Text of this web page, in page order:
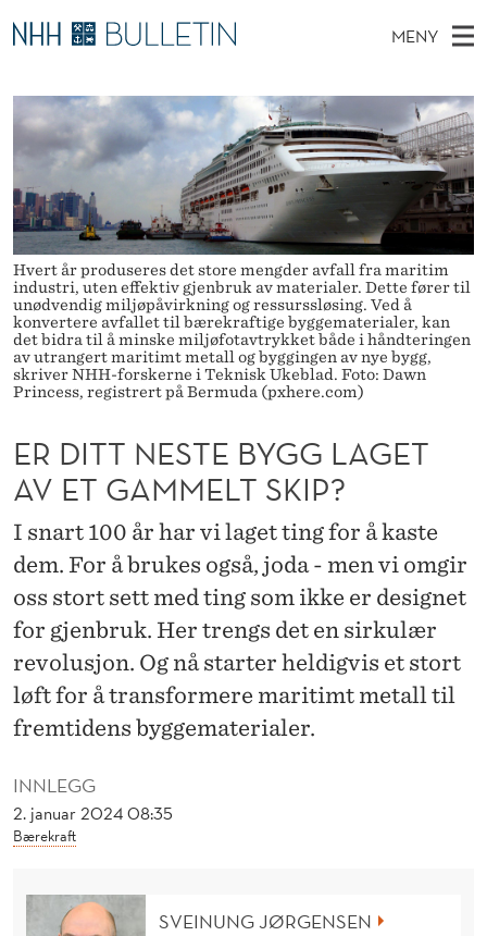
E
R
D
T
T
N
E
S
T
B
Y
G
G
L
A
G
E
T
A
MENY
O
V
E
D
M
E
N
Y
Ø
T
S
T
E
E
T
Stipendiater og nye forskerprofiler
Disputaser
Ekspertutvalg
Om Bulletin
Hvert år produseres det store mengder avfall fra maritim
industri, uten effektiv gjenbruk av materialer. Dette fører til
unødvendig miljøpåvirkning og ressurssløsing. Ved å
konvertere avfallet til bærekraftige byggematerialer, kan
det bidra til å minske miljøfotavtrykket både i håndteringen
av utrangert maritimt metall og byggingen av nye bygg,
skriver NHH-forskerne i Teknisk Ukeblad. Foto: Dawn
Princess, registrert på Bermuda (pxhere.com)
INNLEGG
2. januar 2024 08:35
Bærekraft
ER DITT NESTE BYGG LAGET
AV ET GAMMELT SKIP?
I snart 100 år har vi laget ting for å kaste
dem. For å brukes også, joda - men vi omgir
oss stort sett med ting som ikke er designet
for gjenbruk. Her trengs det en sirkulær
revolusjon. Og nå starter heldigvis et stort
løft for å transformere maritimt metall til
fremtidens byggematerialer.
SVEINUNG JØRGENSEN